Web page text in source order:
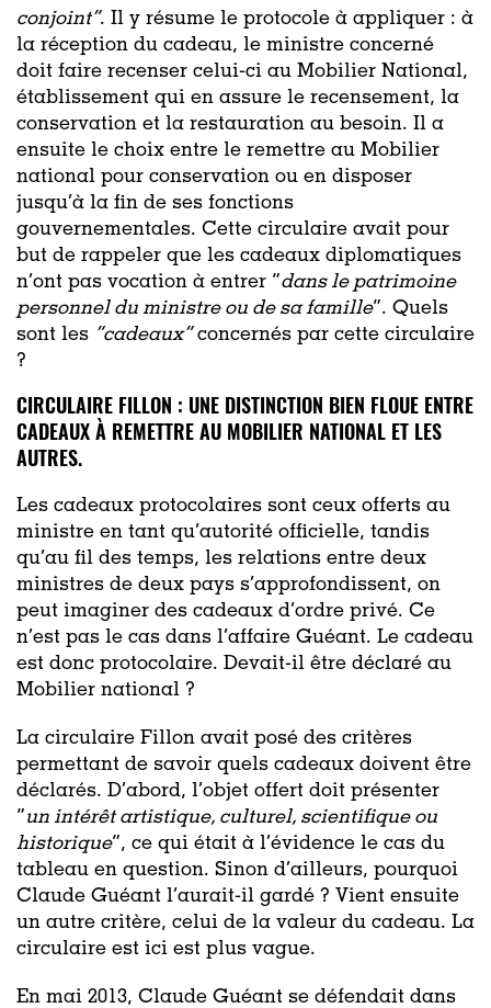
conjoint”. Il y résume le protocole à appliquer : à
la réception du cadeau, le ministre concerné
doit faire recenser celui-ci au Mobilier National,
établissement qui en assure le recensement, la
conservation et la restauration au besoin. Il a
ensuite le choix entre le remettre au Mobilier
national pour conservation ou en disposer
jusqu’à la fin de ses fonctions
gouvernementales. Cette circulaire avait pour
but de rappeler que les cadeaux diplomatiques
n’ont pas vocation à entrer “dans le patrimoine
personnel du ministre ou de sa famille”. Quels
sont les “cadeaux”concernés par cette circulaire
?
CIRCULAIRE FILLON : UNE DISTINCTION BIEN FLOUE ENTRE
CADEAUX À REMETTRE AU MOBILIER NATIONAL ET LES
AUTRES.
Les cadeaux protocolaires sont ceux offerts au
ministre en tant qu’autorité officielle, tandis
qu’au fil des temps, les relations entre deux
ministres de deux pays s’approfondissent, on
peut imaginer des cadeaux d’ordre privé. Ce
n’est pas le cas dans l’affaire Guéant. Le cadeau
est donc protocolaire. Devait-il être déclaré au
Mobilier national ?
La circulaire Fillon avait posé des critères
permettant de savoir quels cadeaux doivent être
déclarés. D’abord, l’objet offert doit présenter
“un intérêt artistique, culturel, scientifique ou
historique”, ce qui était à l’évidence le cas du
tableau en question. Sinon d’ailleurs, pourquoi
Claude Guéant l’aurait-il gardé ? Vient ensuite
un autre critère, celui de la valeur du cadeau. La
circulaire est ici est plus vague.
En mai 2013, Claude Guéant se défendait dans